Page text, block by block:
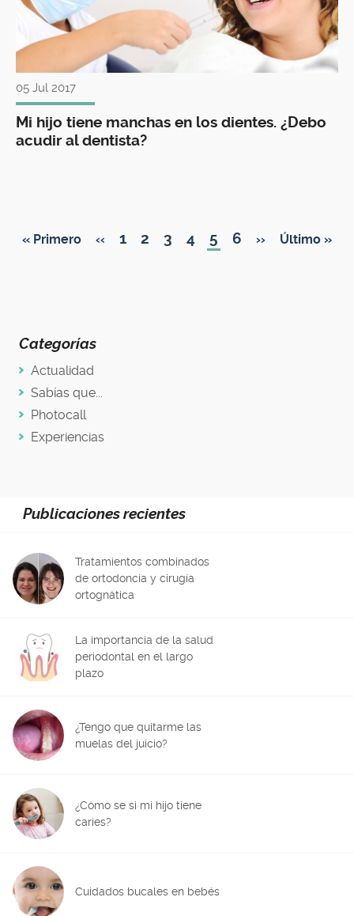
05 Jul 2017
Mi hijo tiene manchas en los dientes. ¿Debo
acudir al dentista?
Paginación
Primera
« Primero
Página
‹‹ Page
1 Page
2 Page
3 Page
4
Página
actual
5 Page
6
Siguiente
››
Última
Último »
Categorías
Actualidad
Sabías que...
Photocall
Experiencias
Publicaciones recientes
Tratamientos combinados
de ortodoncia y cirugía
ortognática
La importancia de la salud
periodontal en el largo
plazo
¿Tengo que quitarme las
muelas del juicio?
¿Cómo se si mi hijo tiene
caries?
Cuidados bucales en bebés